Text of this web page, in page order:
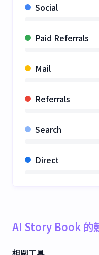
Social
Paid Referrals
Mail
Referrals
Search
Direct
AI Story Book 的